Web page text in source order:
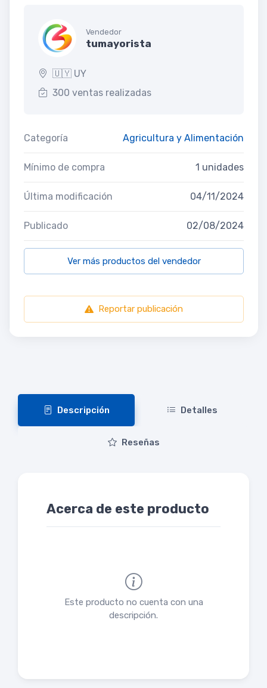
Vendedor
tumayorista
🇺🇾 UY
300 ventas realizadas
Categoría Agricultura y Alimentación
Mínimo de compra 1 unidades
Última modificación 04/11/2024
Publicado 02/08/2024
Ver más productos del vendedor
Reportar publicación
Descripción Detalles
Reseñas
Acerca de este producto
Este producto no cuenta con una
descripción.